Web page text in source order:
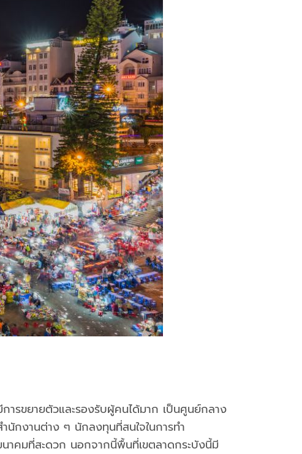
ารขยายตัวและรองรับผู้คนได้มาก เป็นศูนย์กลาง
นักงานต่าง ๆ นักลงทุนที่สนใจในการทำ
นาคมที่สะดวก นอกจากนี้พื้นที่เขตลาดกระบังนี้มี